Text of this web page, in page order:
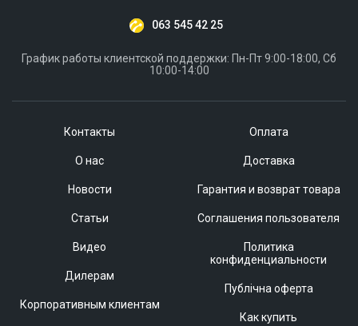
Контакты
О нас
Новости
Статьи
Видео
Дилерам
Корпоративным клиентам
Оплата
Доставка
Гарантия и возврат товара
Соглашения пользователя
Политика
конфиденциальности
Публічна оферта
Как купить
063 545 42 25
График работы клиентской поддержки: Пн-Пт 9:00-18:00, Сб
10:00-14:00